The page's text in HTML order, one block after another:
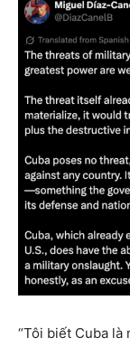
“Tôi biết Cuba là